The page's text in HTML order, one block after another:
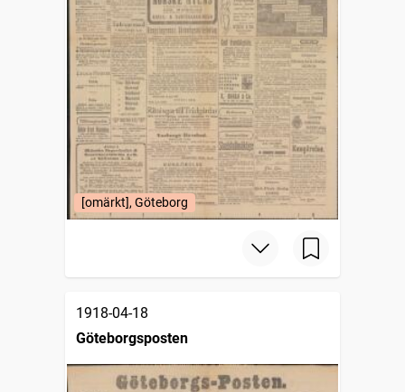
[omärkt], Göteborg
1918-04-18
Göteborgsposten